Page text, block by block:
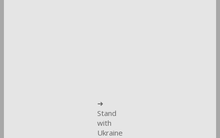
➜
Stand
with
Ukraine